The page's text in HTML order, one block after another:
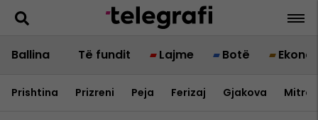
Ballina Të fundit Lajme Botë
Prishtina Prizreni Peja Ferizaj Gjakova